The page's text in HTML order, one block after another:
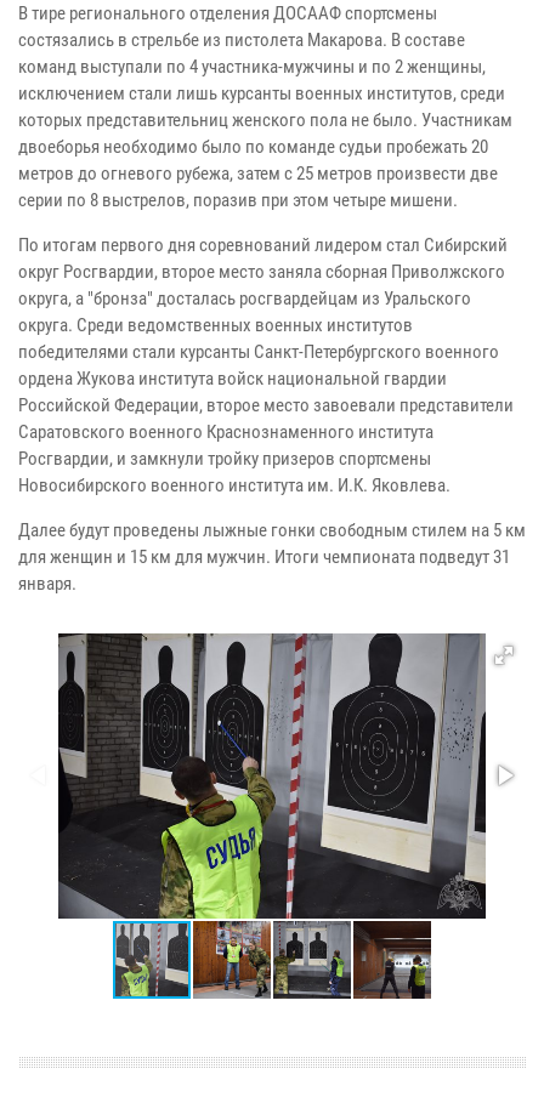
В тире регионального отделения ДОСААФ спортсмены
состязались в стрельбе из пистолета Макарова. В составе
команд выступали по 4 участника-мужчины и по 2 женщины,
исключением стали лишь курсанты военных институтов, среди
которых представительниц женского пола не было. Участникам
двоеборья необходимо было по команде судьи пробежать 20
метров до огневого рубежа, затем с 25 метров произвести две
серии по 8 выстрелов, поразив при этом четыре мишени.
По итогам первого дня соревнований лидером стал Сибирский
округ Росгвардии, второе место заняла сборная Приволжского
округа, а "бронза" досталась росгвардейцам из Уральского
округа. Среди ведомственных военных институтов
победителями стали курсанты Санкт-Петербургского военного
ордена Жукова института войск национальной гвардии
Российской Федерации, второе место завоевали представители
Саратовского военного Краснознаменного института
Росгвардии, и замкнули тройку призеров спортсмены
Новосибирского военного института им. И.К. Яковлева.
Далее будут проведены лыжные гонки свободным стилем на 5 км
для женщин и 15 км для мужчин. Итоги чемпионата подведут 31
января.